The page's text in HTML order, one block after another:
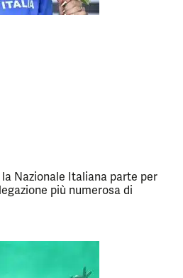
Nazionale Italiana parte per
più numerosa di